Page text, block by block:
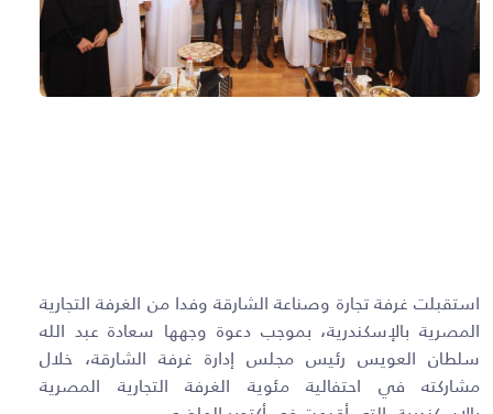
استقبلت غرفة تجارة وصناعة الشارقة وفدا من الغرفة التجارية
المصرية بالإسكندرية، بموجب دعوة وجهها سعادة عبد الله
سلطان العويس رئيس مجلس إدارة غرفة الشارقة، خلال
مشاركته في احتفالية مئوية الغرفة التجارية المصرية